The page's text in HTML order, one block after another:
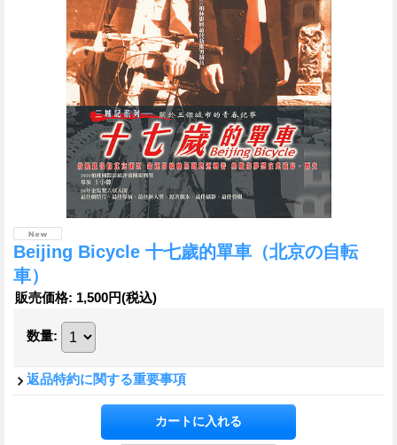
Beijing Bicycle 十七歲的單車（北京の自転
車）
販売価格: 1,500円(税込)
数量:
返品特約に関する重要事項